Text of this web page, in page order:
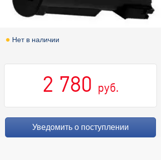
Нет в наличии
2 780 руб.
Уведомить о поступлении